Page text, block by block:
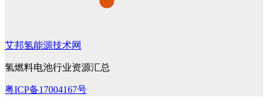
艾邦氢能源技术网
氢燃料电池行业资源汇总
粤ICP备17004167号